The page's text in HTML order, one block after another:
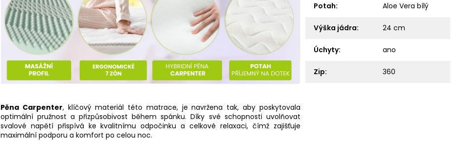
Pěna Carpenter, klíčový materiál této matrace, je navržena tak, aby poskytovala
optimální pružnost a přizpůsobivost během spánku. Díky své schopnosti uvolňovat
svalové napětí přispívá ke kvalitnímu odpočinku a celkové relaxaci, čímž zajišťuje
maximální podporu a komfort po celou noc.
Potah: Aloe Vera bílý
Výška jádra: 24 cm
Úchyty: ano
Zip: 360